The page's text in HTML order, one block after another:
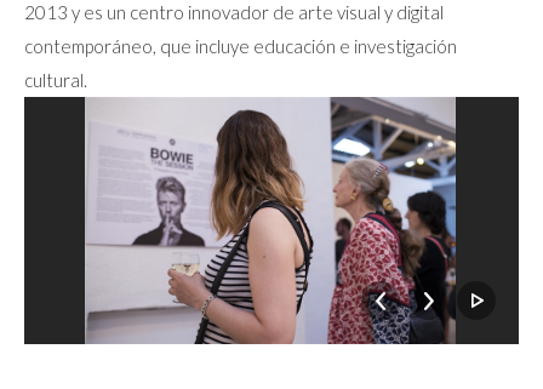
2013 y es un centro innovador de arte visual y digital
contemporáneo, que incluye educación e investigación
cultural.